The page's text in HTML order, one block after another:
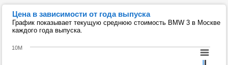
Цена в зависимости от года выпуска
График показывает текущую среднюю стоимость BMW 3 в Москве
каждого года выпуска.
10M